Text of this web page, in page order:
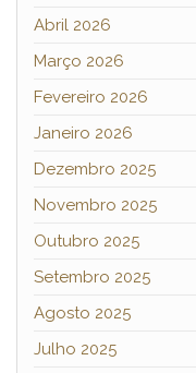
Abril 2026
Março 2026
Fevereiro 2026
Janeiro 2026
Dezembro 2025
Novembro 2025
Outubro 2025
Setembro 2025
Agosto 2025
Julho 2025